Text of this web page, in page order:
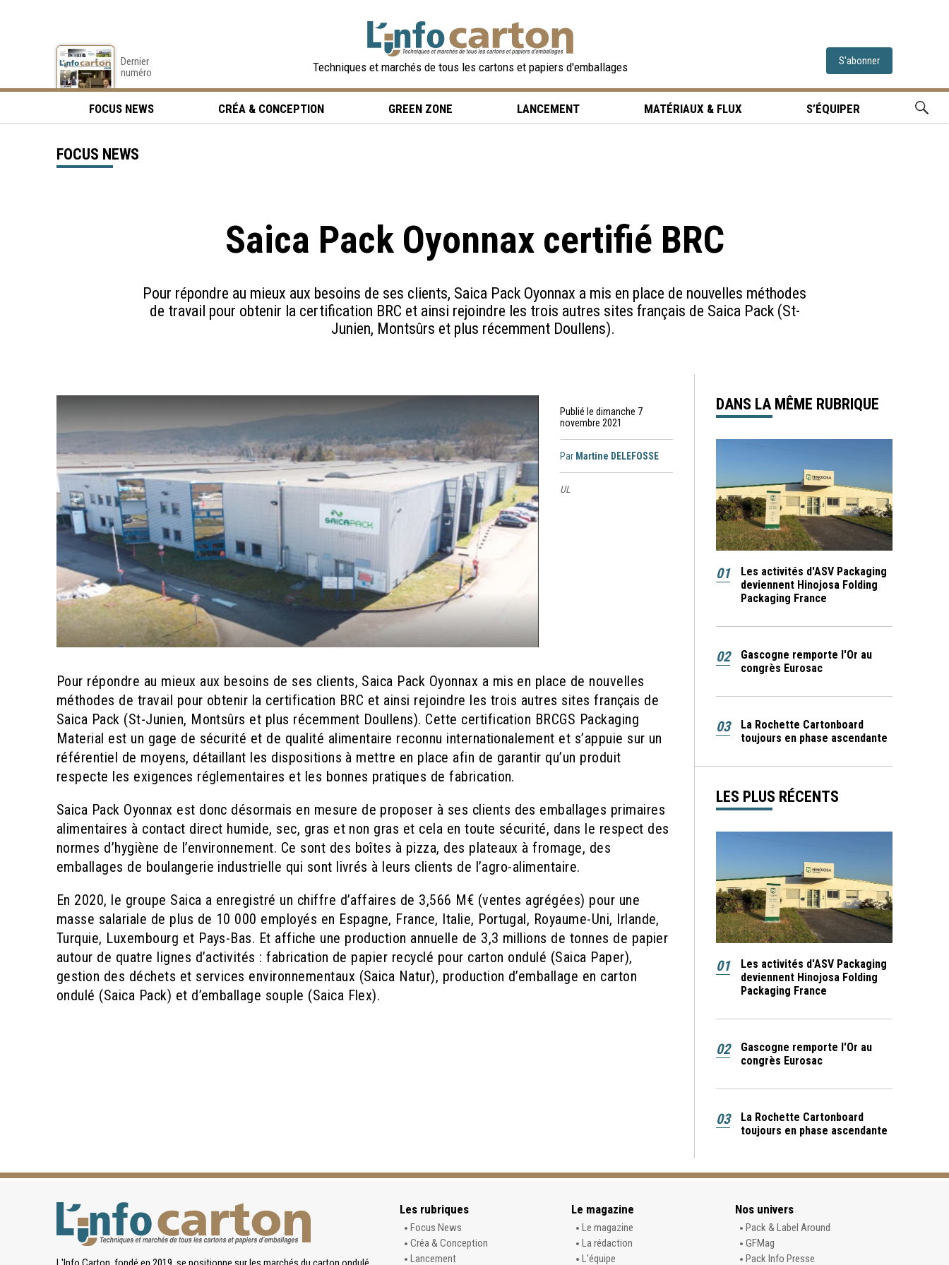
Dernier
numéro
Techniques et marchés de tous les cartons et papiers d'emballages S'abonner
FOCUS NEWS CRÉA & CONCEPTION GREEN ZONE LANCEMENT MATÉRIAUX & FLUX S’ÉQUIPER
Saica Pack Oyonnax certifié BRC
Pour répondre au mieux aux besoins de ses clients, Saica Pack Oyonnax a mis en place de nouvelles méthodes
de travail pour obtenir la certification BRC et ainsi rejoindre les trois autres sites français de Saica Pack (St-
Junien, Montsûrs et plus récemment Doullens).
FOCUS NEWS
Publié le dimanche 7
novembre 2021
Par Martine DELEFOSSE
UL
Pour répondre au mieux aux besoins de ses clients, Saica Pack Oyonnax a mis en place de nouvelles
méthodes de travail pour obtenir la certification BRC et ainsi rejoindre les trois autres sites français de
Saica Pack (St-Junien, Montsûrs et plus récemment Doullens). Cette certification BRCGS Packaging
Material est un gage de sécurité et de qualité alimentaire reconnu internationalement et s’appuie sur un
référentiel de moyens, détaillant les dispositions à mettre en place afin de garantir qu’un produit
respecte les exigences réglementaires et les bonnes pratiques de fabrication.
Saica Pack Oyonnax est donc désormais en mesure de proposer à ses clients des emballages primaires
alimentaires à contact direct humide, sec, gras et non gras et cela en toute sécurité, dans le respect des
normes d’hygiène de l’environnement. Ce sont des boîtes à pizza, des plateaux à fromage, des
emballages de boulangerie industrielle qui sont livrés à leurs clients de l’agro-alimentaire.
En 2020, le groupe Saica a enregistré un chiffre d’affaires de 3,566 M€ (ventes agrégées) pour une
masse salariale de plus de 10 000 employés en Espagne, France, Italie, Portugal, Royaume-Uni, Irlande,
Turquie, Luxembourg et Pays-Bas. Et affiche une production annuelle de 3,3 millions de tonnes de papier
autour de quatre lignes d’activités : fabrication de papier recyclé pour carton ondulé (Saica Paper),
gestion des déchets et services environnementaux (Saica Natur), production d’emballage en carton
ondulé (Saica Pack) et d’emballage souple (Saica Flex).
DANS LA MÊME RUBRIQUE
01
Les activités d'ASV Packaging
deviennent Hinojosa Folding
Packaging France
02
Gascogne remporte l'Or au
congrès Eurosac
03
La Rochette Cartonboard
toujours en phase ascendante
LES PLUS RÉCENTS
01
Les activités d'ASV Packaging
deviennent Hinojosa Folding
Packaging France
02
Gascogne remporte l'Or au
congrès Eurosac
03
La Rochette Cartonboard
toujours en phase ascendante
Les rubriques
Focus News
Créa & Conception
Lancement
Le magazine
Le magazine
La rédaction
L'équipe
Nos univers
Pack & Label Around
GFMag
Pack Info Presse